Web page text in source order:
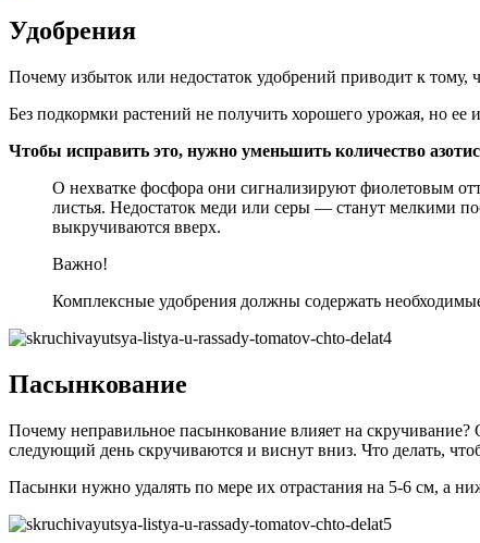
Удобрения
Почему избыток или недостаток удобрений приводит к тому,
Без подкормки растений не получить хорошего урожая, но
Чтобы исправить это, нужно уменьшить количество
О нехватке фосфора они сигнализируют фиолетовым
листья. Недостаток меди или серы — станут мелкими
выкручиваются вверх.
Важно!
Комплексные удобрения должны содержать
Пасынкование
Почему неправильное пасынкование влияет на
следующий день скручиваются и виснут вниз. Что делать,
Пасынки нужно удалять по мере их отрастания на 5-6 см, а